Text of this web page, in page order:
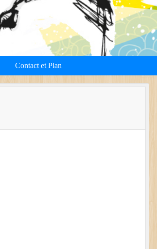
Contact et Plan